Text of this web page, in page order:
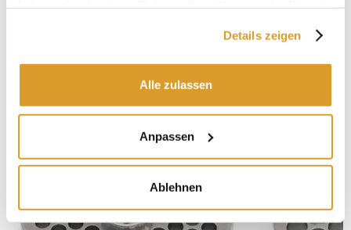
Details zeigen
Alle zulassen
Anpassen
Ablehnen